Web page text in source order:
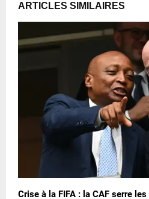
ARTICLES SIMILAIRES
Crise à la FIFA : la CAF serre